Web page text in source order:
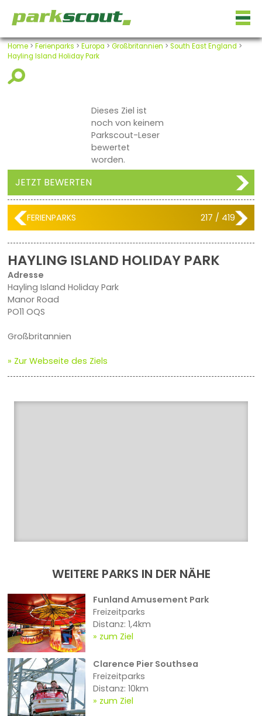
Home> Ferienparks > Europa > Großbritannien > South East England >
Hayling Island Holiday Park
Dieses Ziel ist
noch von keinem
Parkscout-Leser
bewertet
worden.
JETZT BEWERTEN
FERIENPARKS 217 / 419
HAYLING ISLAND HOLIDAY PARK
Adresse
Hayling Island Holiday Park
Manor Road
PO11 OQS
Großbritannien
» Zur Webseite des Ziels
WEITERE PARKS IN DER NÄHE
Funland Amusement Park
Freizeitparks
Distanz: 1,4km
zum Ziel
Clarence Pier Southsea
Freizeitparks
Distanz: 10km
zum Ziel